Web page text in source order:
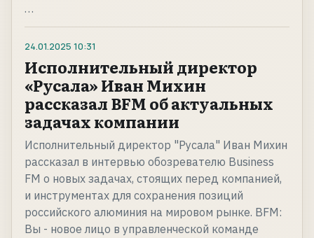
…
24.01.2025 10:31
Исполнительный директор
«Русала» Иван Михин
рассказал BFM об актуальных
задачах компании
Исполнительный директор "Русала" Иван Михин
рассказал в интервью обозревателю Business
FM о новых задачах, стоящих перед компанией,
и инструментах для сохранения позиций
российского алюминия на мировом рынке. BFM:
Вы - новое лицо в управленческой команде